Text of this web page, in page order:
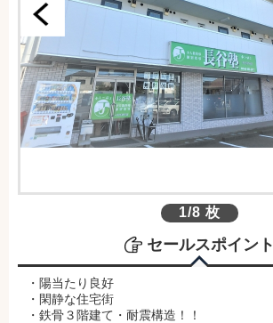
1/8 枚
セールスポイント
・陽当たり良好
・閑静な住宅街
・鉄骨３階建て・耐震構造！！